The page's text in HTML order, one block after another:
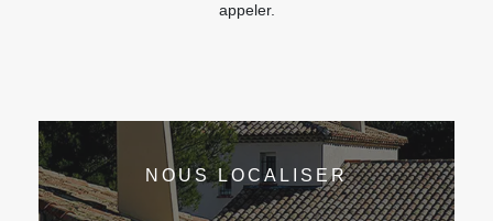
appeler.
NOUS LOCALISER